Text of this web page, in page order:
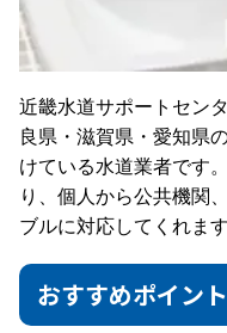
近畿水道サポートセン
良県・滋賀県・愛知県
けている水道業者です
り、個人から公共機関
ブルに対応してくれます
おすすめポイント